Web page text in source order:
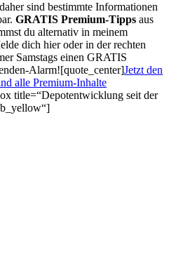
sind bestimmte Informationen
GRATIS Premium-Tipps aus
du alternativ in meinem
dich hier oder in der rechten
Samstags einen GRATIS
Alarm![quote_center]Jetzt den
alle Premium-Inhalte
title=“Depotentwicklung seit der